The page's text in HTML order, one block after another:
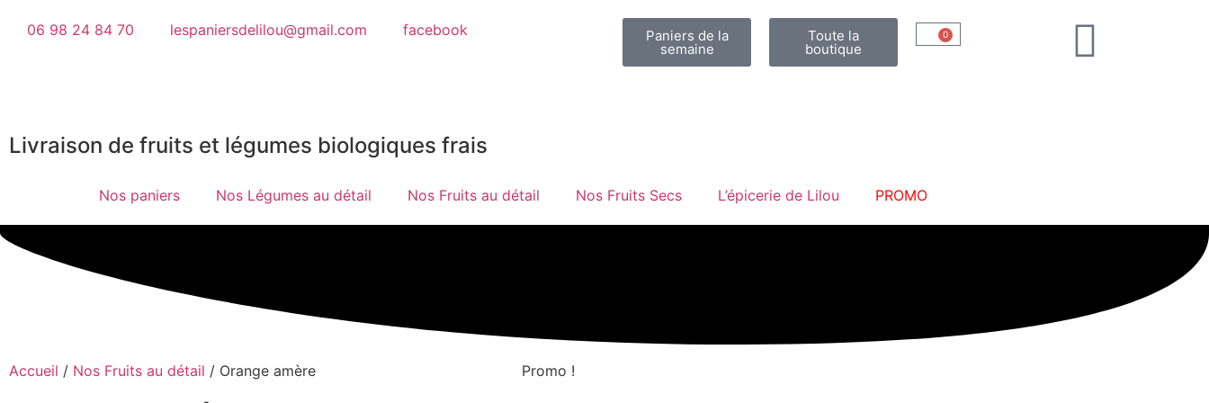
06 98 24 84 70 lespaniersdelilou@gmail.com facebook Paniers de la
semaine
Toute la
boutique
0
Livraison de fruits et légumes biologiques frais
Nos paniers Nos Légumes au détail Nos Fruits au détail Nos Fruits Secs L’épicerie de Lilou PROMO
Accueil / Nos Fruits au détail / Orange amère Promo !